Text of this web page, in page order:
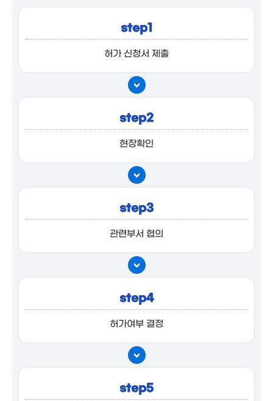
step1
허가 신청서 제출
step2
현장확인
step3
관련부서 협의
step4
허가여부 결정
step5